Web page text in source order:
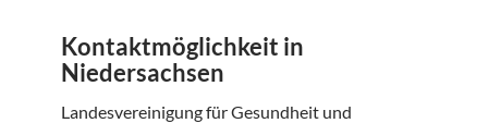
Kontaktmöglichkeit in
Niedersachsen
Landesvereinigung für Gesundheit und